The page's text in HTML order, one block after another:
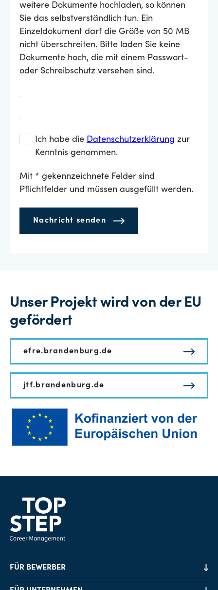
weitere Dokumente hochladen, so können
Sie das selbstverständlich tun. Ein
Einzeldokument darf die Größe von 50 MB
nicht überschreiten. Bitte laden Sie keine
Dokumente hoch, die mit einem Passwort-
oder Schreibschutz versehen sind.
Ich habe die Datenschutzerklärung zur
Kenntnis genommen.
Mit * gekennzeichnete Felder sind
Pflichtfelder und müssen ausgefüllt werden.
Nachricht senden
Unser Projekt wird von der EU
gefördert
efre.brandenburg.de
jtf.brandenburg.de
FÜR BEWERBER
Job-Finder